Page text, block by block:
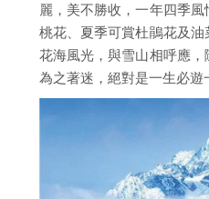
麗，美不勝收，一年四季
桃花、夏季可賞杜鵑花及
花海風光，與雪山相呼應
為之著迷，絕對是一生必遊